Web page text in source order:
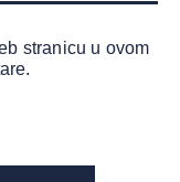
stranicu u ovom